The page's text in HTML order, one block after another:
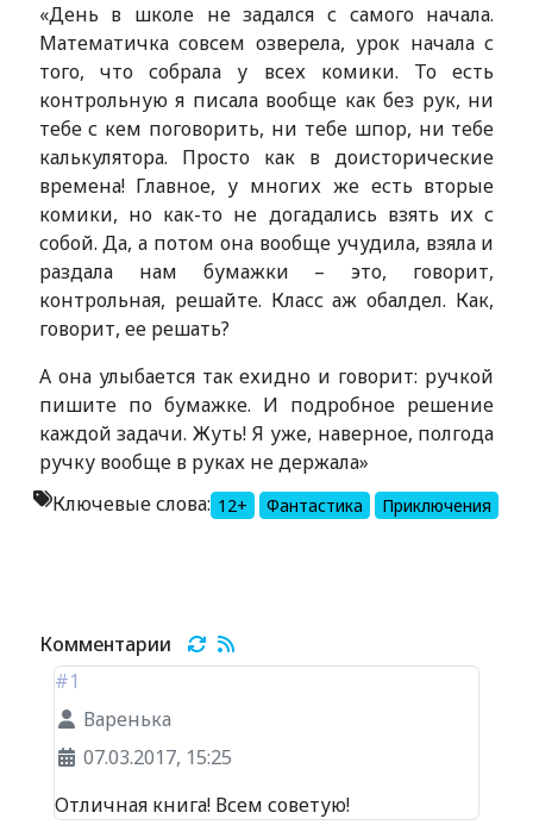
«День в школе не задался с самого начала.
Математичка совсем озверела, урок начала с
того, что собрала у всех комики. То есть
контрольную я писала вообще как без рук, ни
тебе с кем поговорить, ни тебе шпор, ни тебе
калькулятора. Просто как в доисторические
времена! Главное, у многих же есть вторые
комики, но как-то не догадались взять их с
собой. Да, а потом она вообще учудила, взяла и
раздала нам бумажки – это, говорит,
контрольная, решайте. Класс аж обалдел. Как,
говорит, ее решать?
А она улыбается так ехидно и говорит: ручкой
пишите по бумажке. И подробное решение
каждой задачи. Жуть! Я уже, наверное, полгода
ручку вообще в руках не держала»
Ключевые слова: 12+ Фантастика Приключения
Комментарии
#1
Варенька
07.03.2017, 15:25
Отличная книга! Всем советую!